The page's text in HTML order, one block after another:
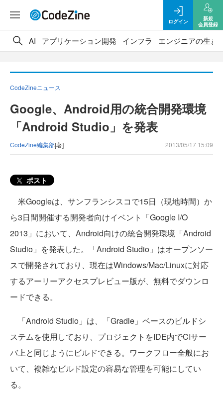
ログイン
新規
会員登録
AI アプリケーション開発 インフラ エンジニアの生き
CodeZineニュース
Google、Android用の統合開発環境
「Android Studio」を発表
CodeZine編集部[著] 2013/05/17 15:09
ポスト
米Googleは、サンフランシスコで15日（現地時間）か
ら3日間開催する開発者向けイベント「Google I/O
2013」において、Android向けの統合開発環境「Android
Studio」を発表した。「Android Studio」はオープンソー
スで開発されており、現在はWindows/Mac/Linuxに対応
するアーリーアクセスプレビュー版が、無料でダウンロ
ードできる。
「Android Studio」は、「Gradle」ベースのビルドシ
ステムを使用しており、プロジェクトをIDE内でCIサー
バ上と同じようにビルドできる。ワークフロー全般にお
いて、複雑なビルド設定の容易な管理を可能にしてい
る。